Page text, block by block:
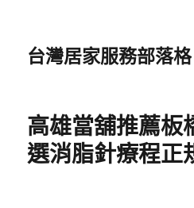
台灣居家服務部落格
高雄當舖推薦板
選消脂針療程正